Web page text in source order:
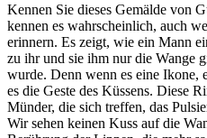
Kennen Sie dieses Gemälde von
kennen es wahrscheinlich, auch
erinnern. Es zeigt, wie ein Mann
zu ihr und sie ihm nur die Wange
wurde. Denn wenn es eine Ikone,
es die Geste des Küssens. Diese
Münder, die sich treffen, das
Wir sehen keinen Kuss auf die